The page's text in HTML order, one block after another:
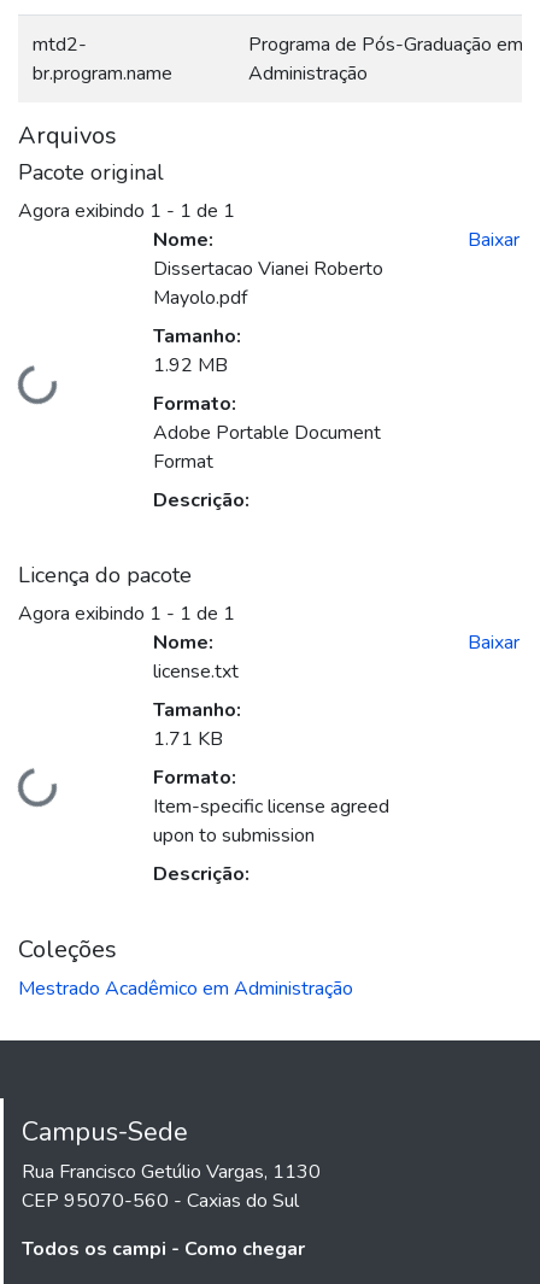
mtd2-
br.program.name
Programa de Pós-Graduação em
Administração
Arquivos
Pacote original
Agora exibindo 1 - 1 de 1
Nome:
Dissertacao Vianei Roberto
Mayolo.pdf
Tamanho:
1.92 MB
Formato:
Adobe Portable Document
Format
Descrição:
Baixar
Licença do pacote
Agora exibindo 1 - 1 de 1
Nome:
license.txt
Tamanho:
1.71 KB
Formato:
Item-specific license agreed
upon to submission
Descrição:
Baixar
Coleções
Mestrado Acadêmico em Administração
Campus-Sede
Rua Francisco Getúlio Vargas, 1130
CEP 95070-560 - Caxias do Sul
Todos os campi - Como chegar